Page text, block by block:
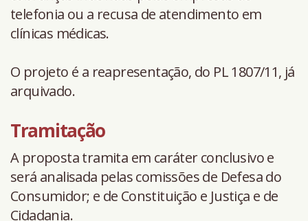
telefonia ou a recusa de atendimento em
clínicas médicas.
O projeto é a reapresentação, do PL 1807/11, já
arquivado.
Tramitação
A proposta tramita em caráter conclusivo e
será analisada pelas comissões de Defesa do
Consumidor; e de Constituição e Justiça e de
Cidadania.